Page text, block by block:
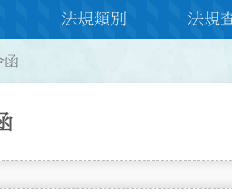
法規類別 法規
函